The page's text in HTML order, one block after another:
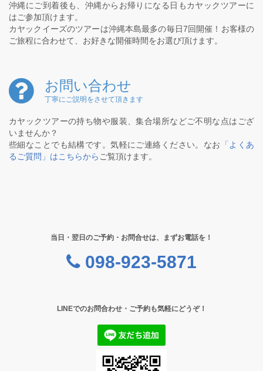
沖縄にご到着後も、沖縄からお帰りになる日もカヤックツアーに
はご参加頂けます。
カヤックイーズのツアーは沖縄本島最多の毎日7回開催！お客様の
ご旅程に合わせて、お好きな開催時間をお選び頂けます。
お問い合わせ
丁寧にご説明をさせて頂きます
カヤックツアーの持ち物や服装、集合場所などご不明な点はござ
いませんか？
些細なことでも結構です。気軽にご連絡ください。なお
「よくあ
るご質問」はこちらから ご覧頂けます。
当日・翌日のご予約・お問合せは、まずお電話を！
098-923-5871
LINEでのお問合わせ・ご予約も気軽にどうぞ！